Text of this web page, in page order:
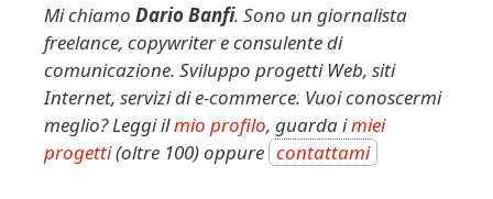
Mi chiamo Dario Banfi. Sono un giornalista
freelance, copywriter e consulente di
comunicazione. Sviluppo progetti Web, siti
Internet, servizi di e-commerce. Vuoi conoscermi
meglio? Leggi ilmio profilo, guarda imiei
progetti(oltre 100) oppure contattami